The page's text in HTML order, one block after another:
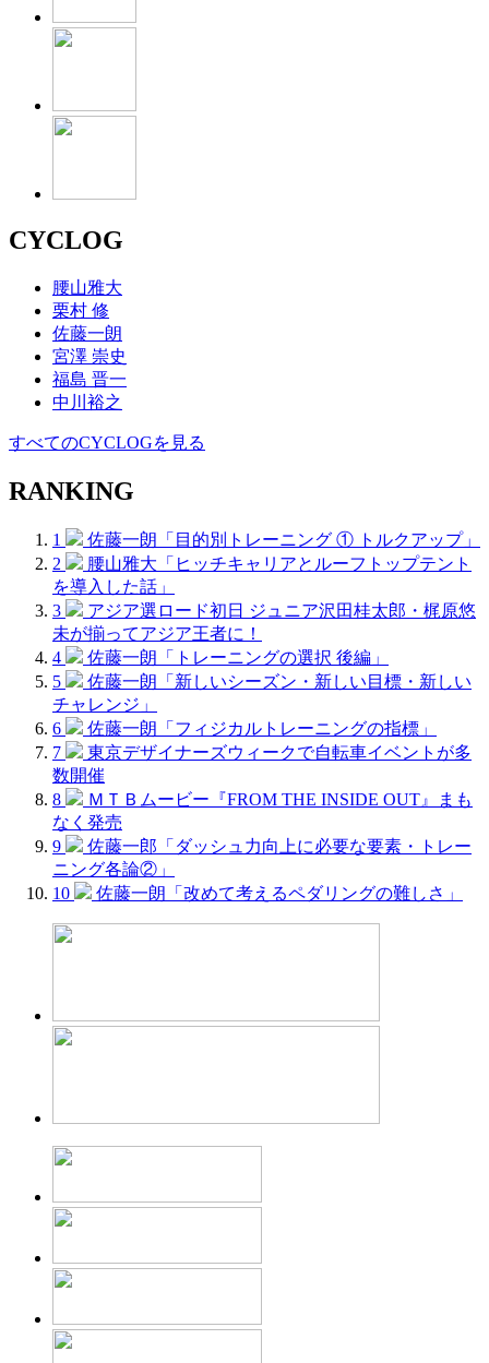
CYCLOG
腰山雅大
栗村 修
佐藤一朗
宮澤 崇史
福島 晋一
中川裕之
すべてのCYCLOGを見る
RANKING
1
佐藤一朗「目的別トレーニング ① トルクアップ」
2
腰山雅大「ヒッチキャリアとルーフトップテント
を導入した話」
3
アジア選ロード初日 ジュニア沢田桂太郎・梶原悠
未が揃ってアジア王者に！
4
佐藤一朗「トレーニングの選択 後編」
5
佐藤一朗「新しいシーズン・新しい目標・新しい
チャレンジ」
6
佐藤一朗「フィジカルトレーニングの指標」
7
東京デザイナーズウィークで自転車イベントが多
数開催
8
ＭＴＢムービー『FROM THE INSIDE OUT』まも
なく発売
9
佐藤一郎「ダッシュ力向上に必要な要素・トレー
ニング各論②」
10
佐藤一朗「改めて考えるペダリングの難しさ」